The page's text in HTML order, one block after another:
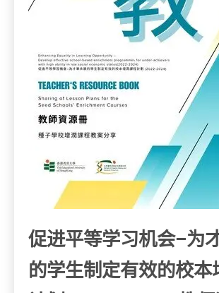
促进平等学习机会–为
的学⽣制定有效的校本